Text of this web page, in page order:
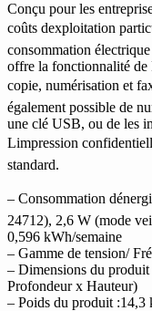
Conçu pour les
coûts dexploitation
consommation
offre la fonctionnalité de
copie, numérisation et
également possible de
une clé USB, ou de les
Limpression
standard.
– Consommation
24712), 2,6 W (mode
0,596 kWh/semaine
– Gamme de tension/
– Dimensions du
Profondeur x Hauteur)
– Poids du produit :14,3